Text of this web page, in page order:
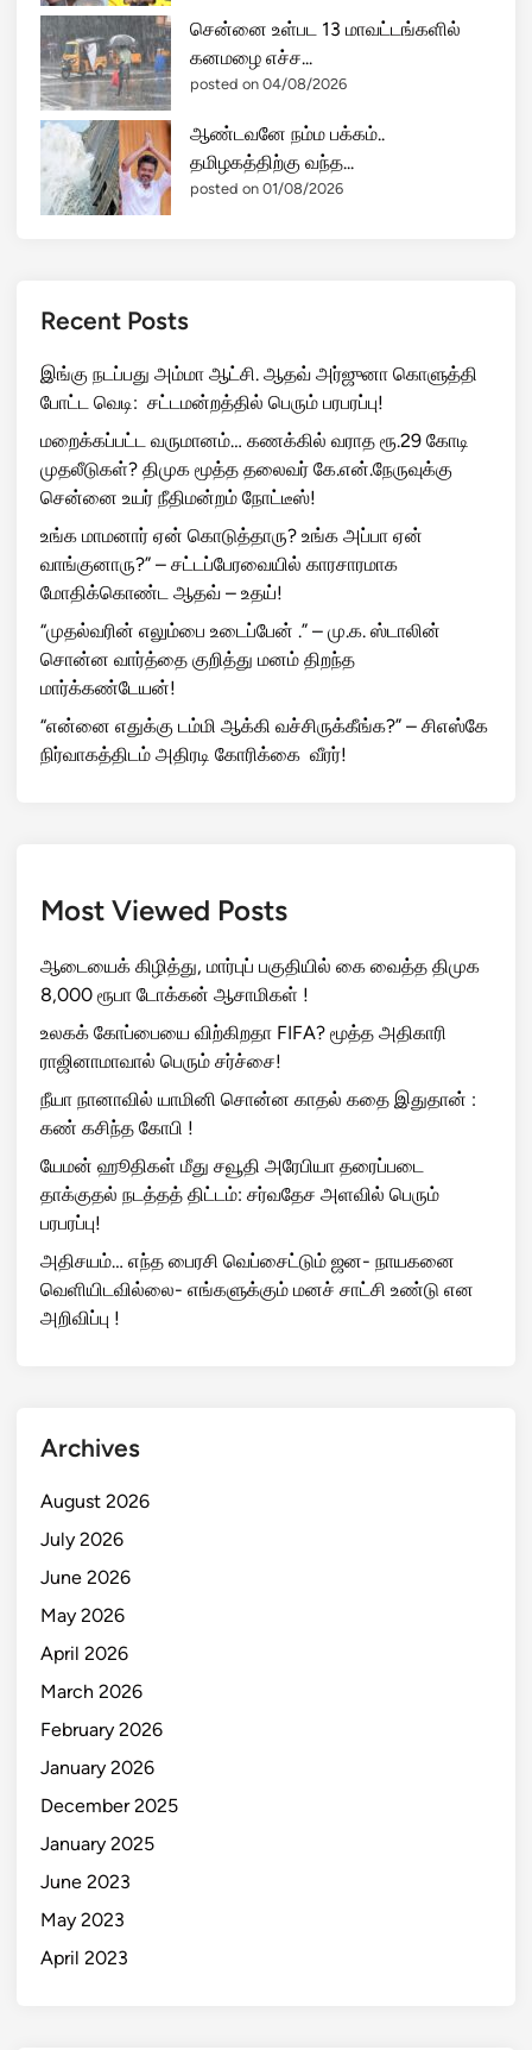
சென்னை உள்பட 13 மாவட்டங்களில்
கனமழை எச்ச...
posted on 04/08/2026
ஆண்டவனே நம்ம பக்கம்..
தமிழகத்திற்கு வந்த...
posted on 01/08/2026
Recent Posts
இங்கு நடப்பது அம்மா ஆட்சி. ஆதவ் அர்ஜுனா கொளுத்தி
போட்ட வெடி: சட்டமன்றத்தில் பெரும் பரபரப்பு!
மறைக்கப்பட்ட வருமானம்… கணக்கில் வராத ரூ.29 கோடி
முதலீடுகள்? திமுக மூத்த தலைவர் கே.என்.நேருவுக்கு
சென்னை உயர் நீதிமன்றம் நோட்டீஸ்!
உங்க மாமனார் ஏன் கொடுத்தாரு? உங்க அப்பா ஏன்
வாங்குனாரு?” – சட்டப்பேரவையில் காரசாரமாக
மோதிக்கொண்ட ஆதவ் – உதய்!
“முதல்வரின் எலும்பை உடைப்பேன் .” – மு.க. ஸ்டாலின்
சொன்ன வார்த்தை குறித்து மனம் திறந்த
மார்க்கண்டேயன்!
“என்னை எதுக்கு டம்மி ஆக்கி வச்சிருக்கீங்க?” – சிஎஸ்கே
நிர்வாகத்திடம் அதிரடி கோரிக்கை வீரர்!
Most Viewed Posts
ஆடையைக் கிழித்து, மார்புப் பகுதியில் கை வைத்த திமுக
8,000 ரூபா டோக்கன் ஆசாமிகள் !
உலகக் கோப்பையை விற்கிறதா FIFA? மூத்த அதிகாரி
ராஜினாமாவால் பெரும் சர்ச்சை!
நீயா நானாவில் யாமினி சொன்ன காதல் கதை இதுதான் :
கண் கசிந்த கோபி !
யேமன் ஹூதிகள் மீது சவூதி அரேபியா தரைப்படை
தாக்குதல் நடத்தத் திட்டம்: சர்வதேச அளவில் பெரும்
பரபரப்பு!
அதிசயம்… எந்த பைரசி வெப்சைட்டும் ஜன- நாயகனை
வெளியிடவில்லை- எங்களுக்கும் மனச் சாட்சி உண்டு என
அறிவிப்பு !
Archives
August 2026
July 2026
June 2026
May 2026
April 2026
March 2026
February 2026
January 2026
December 2025
January 2025
June 2023
May 2023
April 2023